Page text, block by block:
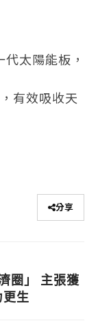
太陽能板，
有效吸收天
分享
圈」 主張獲
生